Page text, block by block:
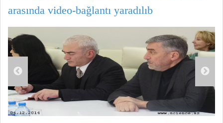
arasında video-bağlantı yaradılıb